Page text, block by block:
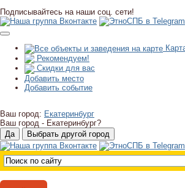
Подписывайтесь на наши соц. сети!
Рекомендуем!
Скидки для вас
Добавить место
Добавить событие
Ваш город: Екатеринбург
Ваш город - Екатеринбург?